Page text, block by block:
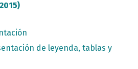
de leyenda, tablas y